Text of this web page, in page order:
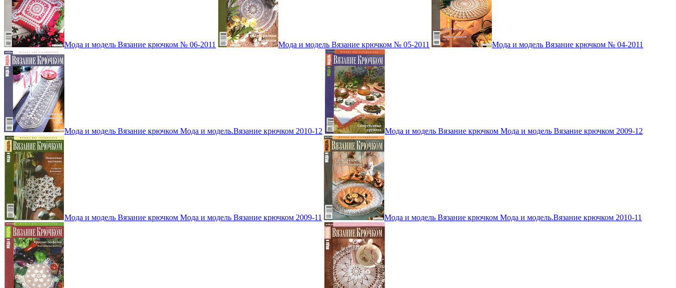
Мода и модель Вязание крючком № 06-2011 Мода и модель Вязание крючком № 05-2011 Мода и модель Вязание крючком № 04-2011
Мода и модель Вязание крючком Мода и модель.Вязание крючком 2010-12 Мода и модель Вязание крючком Мода и модель Вязание крючком 2009-12
Мода и модель Вязание крючком Мода и модель Вязание крючком 2009-11 Мода и модель Вязание крючком Мода и модель.Вязание крючком 2010-11